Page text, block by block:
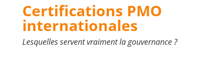
Certifications PMO
internationales
Lesquelles servent vraiment la gouvernance ?